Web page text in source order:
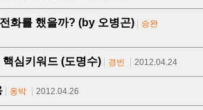
화를 했을까? (by 오병곤)
승완
심키워드 (도명수) 경빈 2012.04.24
옹박 2012.04.26